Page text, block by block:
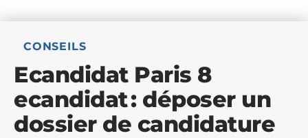
CONSEILS
Ecandidat Paris 8
ecandidat : déposer un
dossier de candidature